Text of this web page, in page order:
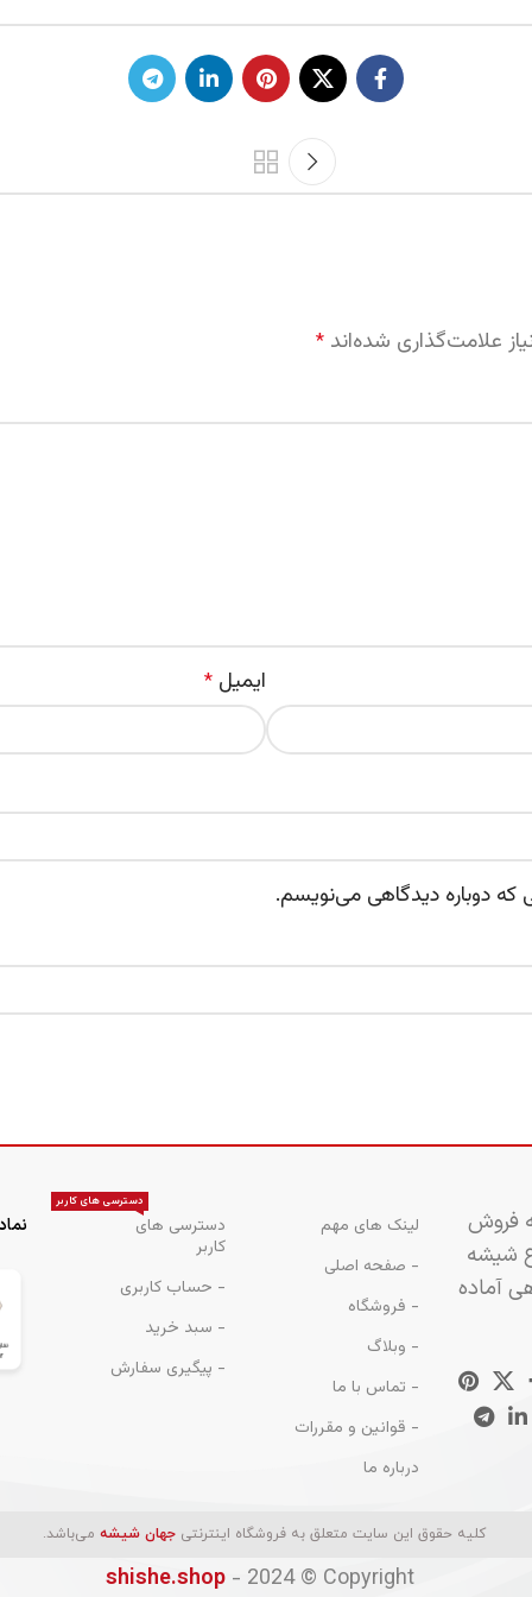
علامت‌گذاری شده‌اند *
ایمیل *
که دوباره دیدگاهی می‌نویسم.
فروش
شیشه
آماده
لینک های مهم
- صفحه اصلی
- فروشگاه
- وبلاگ
- تماس با ما
- قوانین و مقررات
درباره ما
دسترسی های
کاربر
دسترسی های کاربر
- حساب کاربری
- سبد خرید
- پیگیری سفارش
کليه حقوق اين سايت متعلق به فروشگاه اینترنتیجهان شیشه می‌باشد.
- 2024 © Copyright